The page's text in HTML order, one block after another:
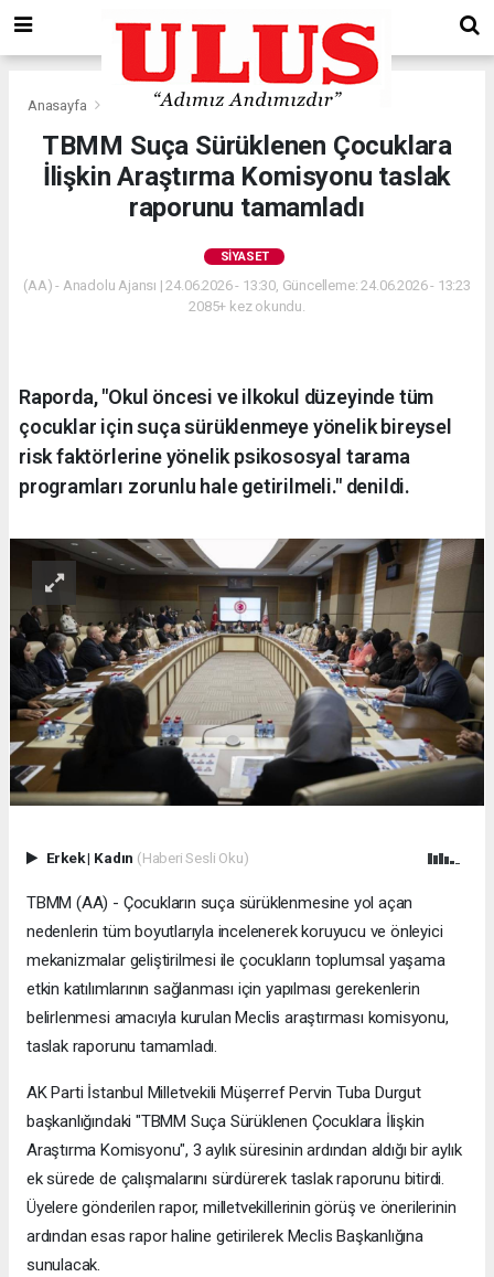
Anasayfa
TBMM Suça Sürüklenen Çocuklara
İlişkin Araştırma Komisyonu taslak
raporunu tamamladı
SIYASET
(AA) - Anadolu Ajansı | 24.06.2026 - 13:30, Güncelleme: 24.06.2026 - 13:23
2085+ kez okundu.
Raporda, "Okul öncesi ve ilkokul düzeyinde tüm
çocuklar için suça sürüklenmeye yönelik bireysel
risk faktörlerine yönelik psikososyal tarama
programları zorunlu hale getirilmeli." denildi.
Erkek| Kadın (Haberi Sesli Oku)
TBMM (AA) - Çocukların suça sürüklenmesine yol açan
nedenlerin tüm boyutlarıyla incelenerek koruyucu ve önleyici
mekanizmalar geliştirilmesi ile çocukların toplumsal yaşama
etkin katılımlarının sağlanması için yapılması gerekenlerin
belirlenmesi amacıyla kurulan Meclis araştırması komisyonu,
taslak raporunu tamamladı.
AK Parti İstanbul Milletvekili Müşerref Pervin Tuba Durgut
başkanlığındaki "TBMM Suça Sürüklenen Çocuklara İlişkin
Araştırma Komisyonu", 3 aylık süresinin ardından aldığı bir aylık
ek sürede de çalışmalarını sürdürerek taslak raporunu bitirdi.
Üyelere gönderilen rapor, milletvekillerinin görüş ve önerilerinin
ardından esas rapor haline getirilerek Meclis Başkanlığına
sunulacak.